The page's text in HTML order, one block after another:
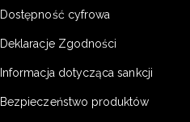
Dostępność cyfrowa
Deklaracje Zgodności
Informacja dotycząca sankcji
Bezpieczeństwo produktów